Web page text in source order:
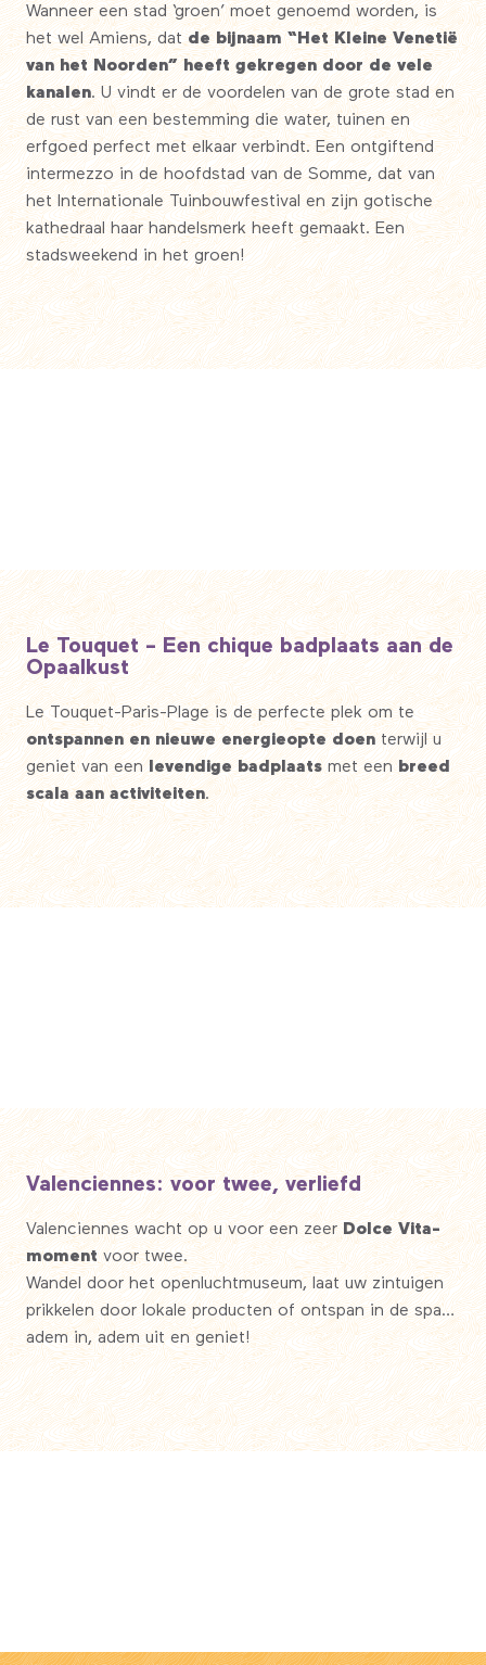
Wanneer een stad ‘groen’ moet genoemd worden, is
het wel Amiens, datde bijnaam “Het Kleine Venetië
van het Noorden” heeft gekregen door de vele
kanalen. U vindt er de voordelen van de grote stad en
de rust van een bestemming die water, tuinen en
erfgoed perfect met elkaar verbindt. Een ontgiftend
intermezzo in de hoofdstad van de Somme, dat van
het Internationale Tuinbouwfestival en zijn gotische
kathedraal haar handelsmerk heeft gemaakt. Een
stadsweekend in het groen!
Le Touquet - Een chique badplaats aan de
Opaalkust
Le Touquet-Paris-Plage is de perfecte plek om te
ontspannen en nieuwe energieopte doenterwijl u
geniet van eenlevendige badplaatsmet eenbreed
scala aan activiteiten.
Valenciennes: voor twee, verliefd
Valenciennes wacht op u voor een zeerDolce Vita-
momentvoor twee.
Wandel door het openluchtmuseum, laat uw zintuigen
prikkelen door lokale producten of ontspan in de spa…
adem in, adem uit en geniet!